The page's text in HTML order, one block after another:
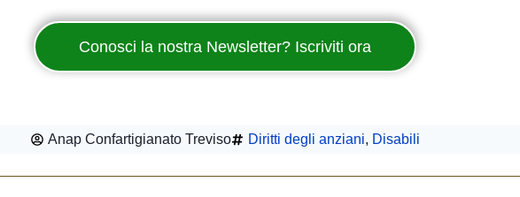
Conosci la nostra Newsletter? Iscriviti ora
Anap Confartigianato Treviso Diritti degli anziani, Disabili